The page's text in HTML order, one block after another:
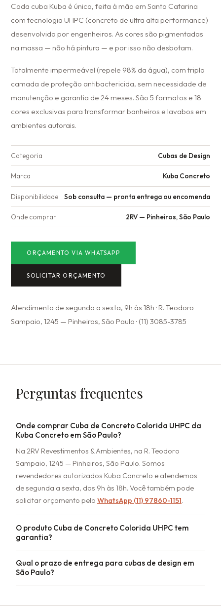
Cada cuba Kuba é única, feita à mão em Santa Catarina
com tecnologia UHPC (concreto de ultra alta performance)
desenvolvida por engenheiros. As cores são pigmentadas
na massa — não há pintura — e por isso não desbotam.
Totalmente impermeável (repele 98% da água), com tripla
camada de proteção antibactericida, sem necessidade de
manutenção e garantia de 24 meses. São 5 formatos e 18
cores exclusivas para transformar banheiros e lavabos em
ambientes autorais.
Categoria Cubas de Design
Marca Kuba Concreto
Disponibilidade Sob consulta — pronta entrega ou encomenda
Onde comprar 2RV — Pinheiros, São Paulo
ORÇAMENTO VIA WHATSAPP
SOLICITAR ORÇAMENTO
Atendimento de segunda a sexta, 9h às 18h · R. Teodoro
Sampaio, 1245 — Pinheiros, São Paulo · (11) 3085-3785
Perguntas frequentes
Onde comprar Cuba de Concreto Colorida UHPC da
Kuba Concreto em São Paulo?
Na 2RV Revestimentos & Ambientes, na R. Teodoro
Sampaio, 1245 — Pinheiros, São Paulo. Somos
revendedores autorizados Kuba Concreto e atendemos
de segunda a sexta, das 9h às 18h. Você também pode
solicitar orçamento pelo WhatsApp (11) 97860-1151.
O produto Cuba de Concreto Colorida UHPC tem
garantia?
Qual o prazo de entrega para cubas de design em
São Paulo?